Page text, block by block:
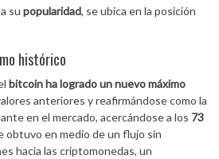
su popularidad, se ubica en la posición
histórico
bitcoin ha logrado un nuevo máximo
anteriores y reafirmándose como la
en el mercado, acercándose a los 73
obtuvo en medio de un flujo sin
hacia las criptomonedas, un